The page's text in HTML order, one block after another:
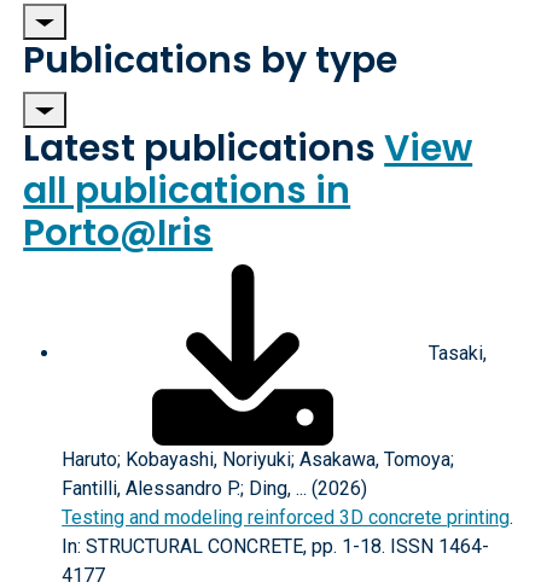
Publications by type
Latest publicationsView
all publications in
Porto@Iris
Tasaki,
Haruto; Kobayashi, Noriyuki; Asakawa, Tomoya;
Fantilli, Alessandro P.; Ding, ... (2026)
Testing and modeling reinforced 3D concrete printing.
In: STRUCTURAL CONCRETE, pp. 1-18. ISSN 1464-
4177